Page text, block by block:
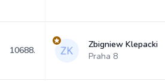
10688.
Zbigniew Klepacki
Praha 8